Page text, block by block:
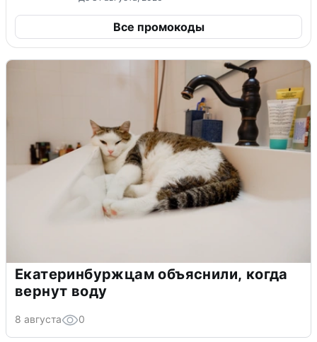
Все промокоды
Екатеринбуржцам объяснили, когда
вернут воду
8 августа 0